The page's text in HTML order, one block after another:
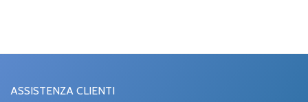
ASSISTENZA CLIENTI